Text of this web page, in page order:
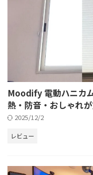
Moodify 電動ハニカ
熱・防音・おしゃれ
2025/12/2
レビュー